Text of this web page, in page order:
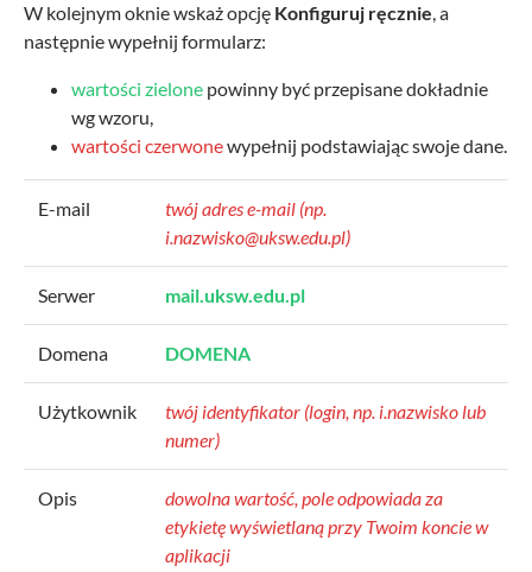
W kolejnym oknie wskaż opcję Konfiguruj ręcznie, a
następnie wypełnij formularz:
wartości zielone powinny być przepisane dokładnie
wg wzoru,
wartości czerwonewypełnij podstawiając swoje dane.
E-mail
twój adres e-mail (np.
i.nazwisko@uksw.edu.pl)
Serwer mail.uksw.edu.pl
Domena DOMENA
Użytkownik
twój identyfikator (login, np. i.nazwisko lub
numer)
Opis
dowolna wartość, pole odpowiada za
etykietę wyświetlaną przy Twoim koncie w
aplikacji